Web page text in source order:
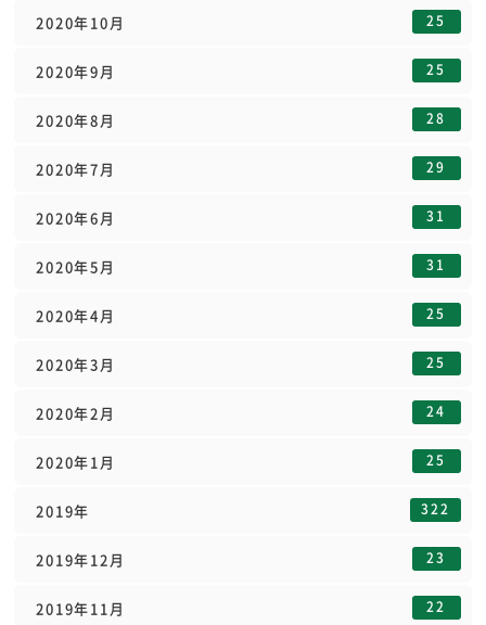
2020年10月 25
2020年9月 25
2020年8月 28
2020年7月 29
2020年6月 31
2020年5月 31
2020年4月 25
2020年3月 25
2020年2月 24
2020年1月 25
2019年 322
2019年12月 23
2019年11月 22